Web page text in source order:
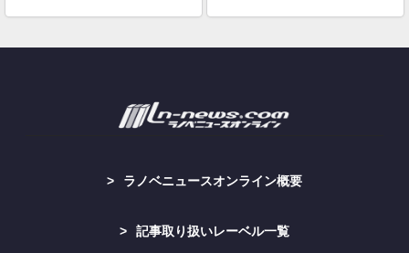
ラノベニュースオンライン概要
記事取り扱いレーベル一覧